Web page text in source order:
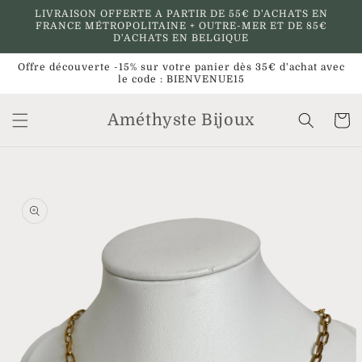
passer
au
LIVRAISON OFFERTE A PARTIR DE 55€ D'ACHATS EN
FRANCE MÉTROPOLITAINE + OUTRE-MER ET DE 85€
D'ACHATS EN BELGIQUE
Offre découverte -15% sur votre panier dès 35€ d'achat avec
le code : BIENVENUE15
Améthyste Bijoux Panier
informations